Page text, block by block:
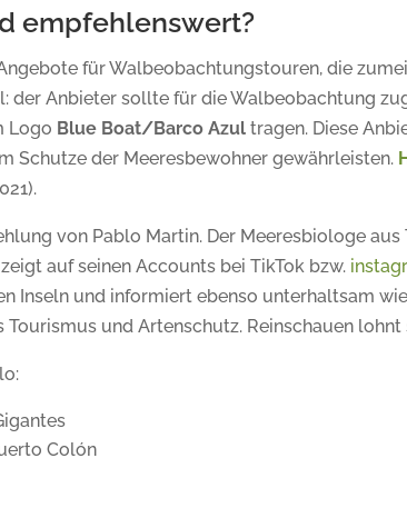
empfehlenswert?
für Walbeobachtungstouren, die
der Anbieter sollte für die Walbeobachtung
Logo Blue Boat/Barco Azul tragen. Diese
Schutze der Meeresbewohner gewährleisten.
von Pablo Martin. Der Meeresbiologe aus
auf seinen Accounts bei TikTok bzw.
Inseln und informiert ebenso unterhaltsam
und Artenschutz. Reinschauen lohnt
Colón